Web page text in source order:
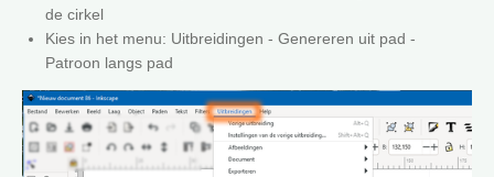
de cirkel
Kies in het menu: Uitbreidingen - Genereren uit pad -
Patroon langs pad